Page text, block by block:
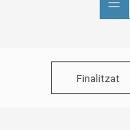
Finalitzat